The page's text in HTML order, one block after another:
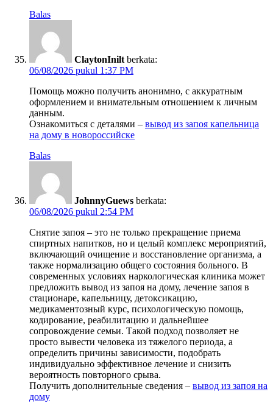
Balas
ClaytonInilt berkata:
06/08/2026 pukul 1:37 PM
Помощь можно получить анонимно, с аккуратным
оформлением и внимательным отношением к личным
данным.
Ознакомиться с деталями – вывод из запоя капельница
на дому в новороссийске
Balas
JohnnyGuews berkata:
06/08/2026 pukul 2:54 PM
Снятие запоя – это не только прекращение приема
спиртных напитков, но и целый комплекс мероприятий,
включающий очищение и восстановление организма, а
также нормализацию общего состояния больного. В
современных условиях наркологическая клиника может
предложить вывод из запоя на дому, лечение запоя в
стационаре, капельницу, детоксикацию,
медикаментозный курс, психологическую помощь,
кодирование, реабилитацию и дальнейшее
сопровождение семьи. Такой подход позволяет не
просто вывести человека из тяжелого периода, а
определить причины зависимости, подобрать
индивидуально эффективное лечение и снизить
вероятность повторного срыва.
Получить дополнительные сведения – вывод из запоя на
дому